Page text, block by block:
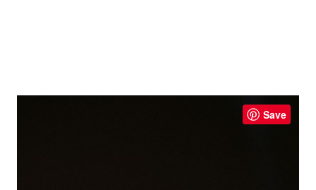
Save